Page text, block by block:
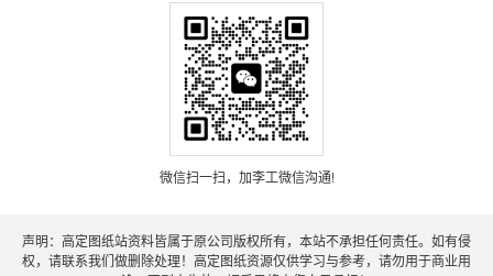
微信扫一扫，加李工微信沟通!
声明：高定图纸站资料皆属于原公司版权所有，本站不承担任何责任。如有侵
权，请联系我们做删除处理！高定图纸资源仅供学习与参考，请勿用于商业用